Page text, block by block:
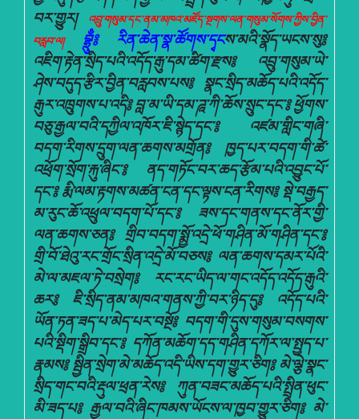
བར་གྱུར།
འབྲུ་གསུམ་དང་ནམ་མཁའ་མཛོད་སྔགས་ལན་གསུམ་སོགས་ཀྱིས་བྱིན་
བརླབ་ལ། བྷྲུྃ༔ རིན་ཆེན་སྣ་ཚོགས་དྭངས་མའི་སྣོད་ཡངས་སུ༔
འཇིག་རྟེན་སྲིད་པའི་འདོད་རྒུ་དམ་ཚིག་རྫས༔ འབྲུ་གསུམ་ཡེ་
ཤེས་བདུད་རྩིར་བྱིན་བརླབས་པས༔ སྣང་སྲིད་མཆོད་པའི་འདོད་
རྒུར་འཁྲུགས་པ་འདི༔ བླ་མ་ཡི་དམ་ཌཱ་ཀི་ཆོས་སྲུང་དང་༔ ཕྱོགས་
བཅུ་རྒྱལ་བའི་དཀྱིལ་འཁོར་ཇི་སྙེད་དང་༔ འཛམ་གླིང་གཞི་
བདག་རིགས་དྲུག་ལན་ཆགས་མགྲོན༔ ཁྱད་པར་བདག་གི་ཚེ་
འཕྲོག་སྲོག་རྐུ་ཞིང་༔ ནད་གཏོང་བར་ཆད་རྩོམ་པའི་འབྱུང་པོ་
དང་༔ རྨི་ལམ་རྟགས་མཚན་ངན་དང་ལྟས་ངན་རིགས༔ སྡེ་བརྒྱད་
མ་རུང་ཆོ་འཕྲུལ་བདག་པོ་དང་༔ ཟས་དང་གནས་དང་ནོར་གྱི་
ལན་ཆགས་ཅན༔ གྲིབ་བདག་སྨྱོ་འདྲེ་ཕོ་གཤིན་མོ་གཤིན་དང་༔
གྲི་བོ་ཐེའུ་རང་གྲོང་སྲིན་འདྲེ་མོ་བཅས༔ ལན་ཆགས་དམར་པོའི་
མེ་ལ་མཇལ་ཏེ་བསྲེག༔ རང་རང་ཡིད་ལ་གང་འདོད་འདོད་རྒུའི་
ཆར༔ ཇི་སྲིད་ནམ་མཁའ་གནས་ཀྱི་བར་ཉིད་དུ༔ འདོད་པའི་
ཡོན་ཏན་ཟད་པ་མེད་པར་བསྔོ༔ བདག་གི་དུས་གསུམ་བསགས་
པའི་སྡིག་སྒྲིབ་དང་༔ དཀོན་མཆོག་དད་གཤིན་དཀོར་ལ་སྤྱད་པ་
རྣམས༔ སྦྱིན་སྲེག་མེ་མཆོད་འདི་ཡིས་དག་གྱུར་ཅིག༔ མེ་ལྕེ་སྣང་
སྲིད་གང་བའི་རྡུལ་ཕྲན་རེས༔ ཀུན་བཟང་མཆོད་པའི་སྤྲིན་ཕུང་
མི་ཟད་པ༔ རྒྱལ་བའི་ཞིང་ཁམས་ཡོངས་ལ་ཁྱབ་གྱུར་ཅིག༔ མེ་